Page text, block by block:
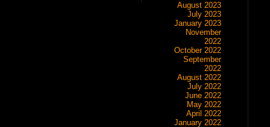
August 2023
July 2023
January 2023
November
2022
October 2022
September
2022
August 2022
July 2022
June 2022
May 2022
April 2022
January 2022